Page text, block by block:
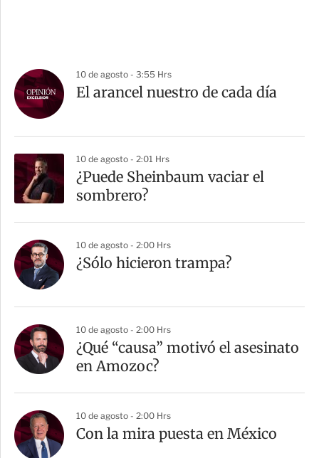
10 de agosto - 3:55 Hrs
El arancel nuestro de cada día
10 de agosto - 2:01 Hrs
¿Puede Sheinbaum vaciar el
sombrero?
10 de agosto - 2:00 Hrs
¿Sólo hicieron trampa?
10 de agosto - 2:00 Hrs
¿Qué “causa” motivó el asesinato
en Amozoc?
10 de agosto - 2:00 Hrs
Con la mira puesta en México